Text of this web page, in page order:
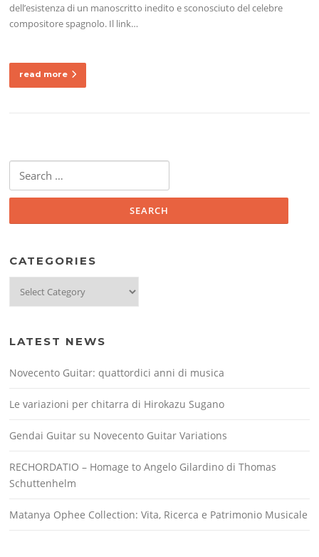
dell’esistenza di un manoscritto inedito e sconosciuto del celebre
compositore spagnolo. Il link…
read more
for:
CATEGORIES
LATEST NEWS
Novecento Guitar: quattordici anni di musica
Le variazioni per chitarra di Hirokazu Sugano
Gendai Guitar su Novecento Guitar Variations
RECHORDATIO – Homage to Angelo Gilardino di Thomas
Schuttenhelm
Matanya Ophee Collection: Vita, Ricerca e Patrimonio Musicale